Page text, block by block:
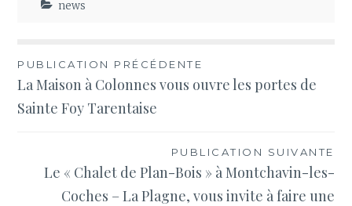
news
Navigation
de
l’article
PUBLICATION PRÉCÉDENTE
La Maison à Colonnes vous ouvre les portes de
Sainte Foy Tarentaise
PUBLICATION SUIVANTE
Le « Chalet de Plan-Bois » à Montchavin-les-
Coches – La Plagne, vous invite à faire une